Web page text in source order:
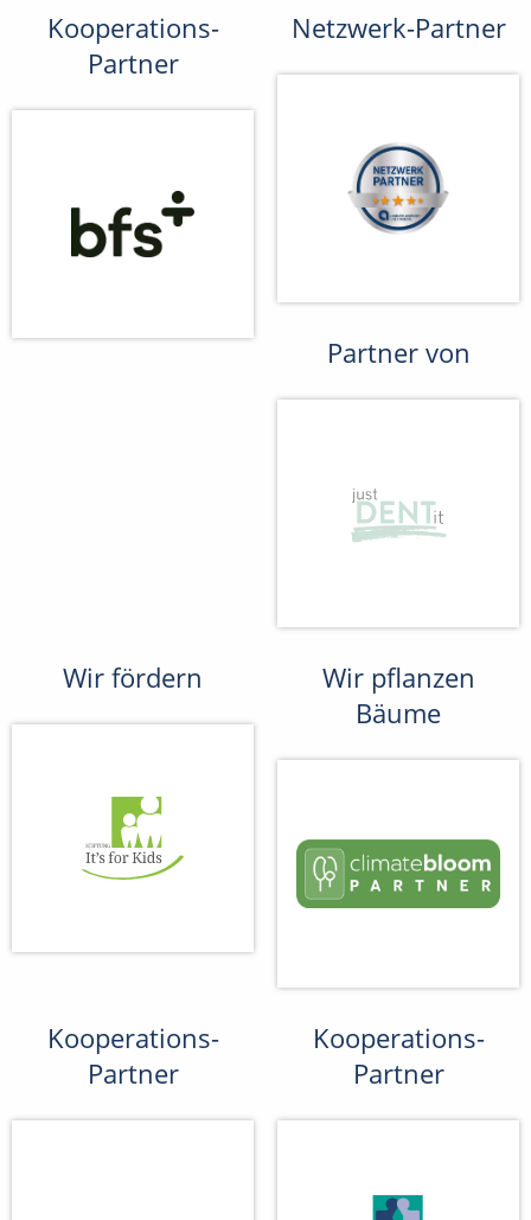
Kooperations-
Partner
Netzwerk-Partner
Partner von
Wir fördern
Wir pflanzen
Bäume
Kooperations-
Partner
Kooperations-
Partner